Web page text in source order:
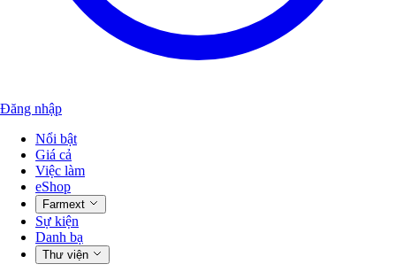
Đăng nhập
Nổi bật
Giá cả
Việc làm
eShop
Farmext
Sự kiện
Danh bạ
Thư viện